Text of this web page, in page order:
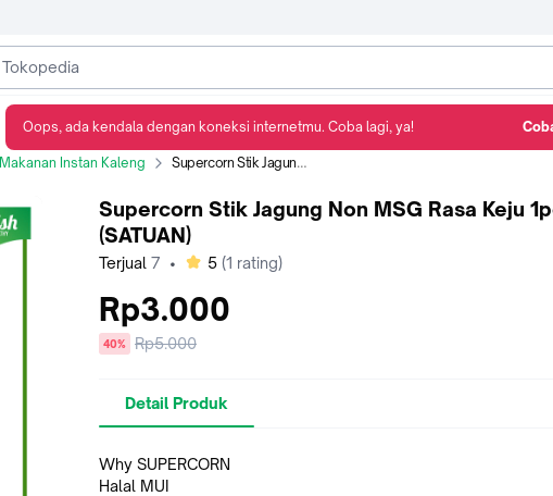
Makanan Instan Kaleng Supercorn Stik Jagung Non MSG Rasa Keju 1pc (SATUAN)
Supercorn Stik Jagung Non MSG Rasa Keju
(SATUAN)
Terjual 7 • bintang
5 (1 rating)
Rp3.000
diskon
40%
Harga
Rp5.000
Detail Produk
Why SUPERCORN
Halal MUI
Oops, ada kendala dengan koneksi internetmu. Coba lagi, ya!